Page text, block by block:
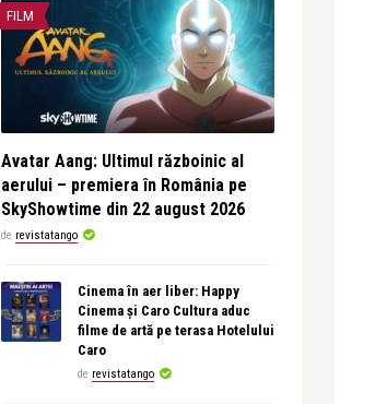
FILM
Avatar Aang: Ultimul războinic al
aerului – premiera în România pe
SkyShowtime din 22 august 2026
de revistatango
Cinema în aer liber: Happy
Cinema și Caro Cultura aduc
filme de artă pe terasa Hotelului
Caro
de revistatango